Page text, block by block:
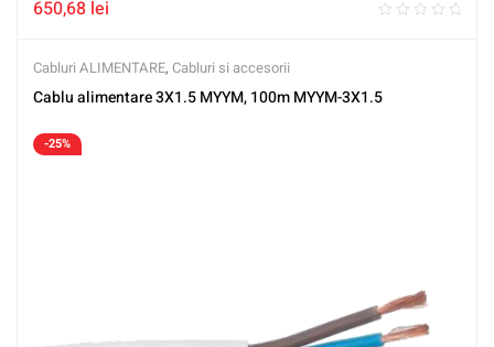
650,68 lei
Cabluri ALIMENTARE, Cabluri si accesorii
Cablu alimentare 3X1.5 MYYM, 100m MYYM-3X1.5
-25%